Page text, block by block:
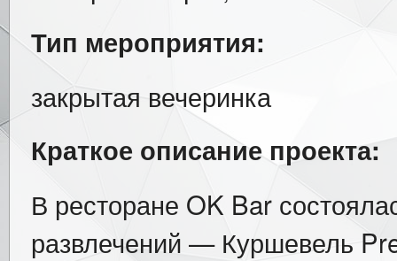
Тип мероприятия:
закрытая вечеринка
Краткое описание проекта:
В ресторане OK Bar
развлечений — Куршевель